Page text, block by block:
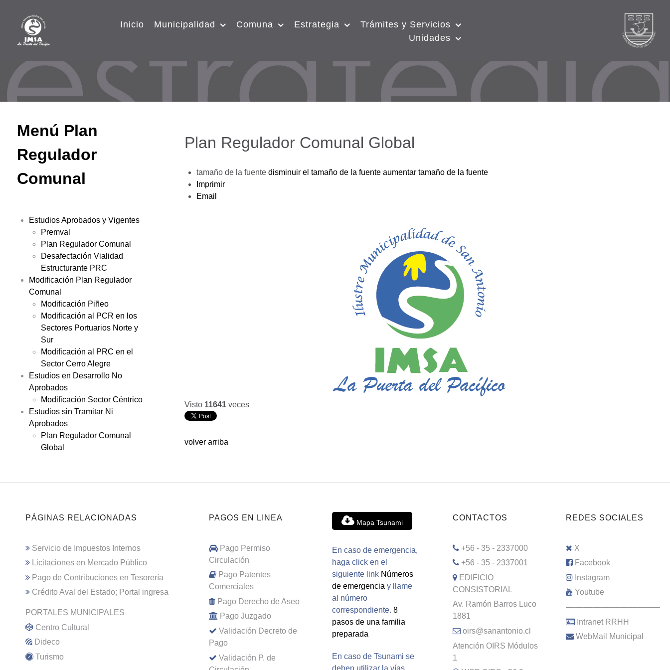
Inicio Municipalidad Comuna Estrategia
Trámites y Servicios
Unidades
Menú Plan
Regulador
Comunal
Estudios Aprobados y Vigentes
Premval
Plan Regulador Comunal
Desafectación Vialidad
Estructurante PRC
Modificación Plan Regulador
Comunal
Modificación Piñeo
Modificación al PCR en los
Sectores Portuarios Norte y
Sur
Modificación al PRC en el
Sector Cerro Alegre
Estudios en Desarrollo No
Aprobados
Modificación Sector Céntrico
Estudios sin Tramitar Ni
Aprobados
Plan Regulador Comunal
Global
Plan Regulador Comunal Global
tamaño de la fuente disminuir el tamaño de la fuente aumentar tamaño de la fuente
Imprimir
Email
Visto 11641 veces
volver arriba
PÁGINAS RELACIONADAS
Servicio de Impuestos Internos
Licitaciones en Mercado Público
Pago de Contribuciones en Tesorería
Crédito Aval del Estado; Portal ingresa
PORTALES MUNICIPALES
Centro Cultural
Dideco
Turismo
PAGOS EN LINEA
Pago Permiso
Circulación
Pago Patentes
Comerciales
Pago Derecho de Aseo
Pago Juzgado
Validación Decreto de
Pago
Validación P. de
Mapa Tsunami
En caso de emergencia,
haga click en el
siguiente link Números
de emergencia y llame
al número
correspondiente. 8
pasos de una familia
preparada
En caso de Tsunami se
deben utilizar la vías
CONTACTOS
+56 - 35 - 2337000
+56 - 35 - 2337001
EDIFICIO
CONSISTORIAL
Av. Ramón Barros Luco
1881
oirs@sanantonio.cl
Atención OIRS Módulos
1
REDES SOCIALES
X
Facebook
Instagram
Youtube
–––––––––––––––––––––
Intranet RRHH
WebMail Municipal